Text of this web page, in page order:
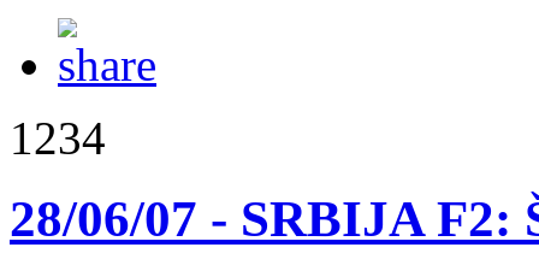
1234
28/06/07 - SRBIJA F2: